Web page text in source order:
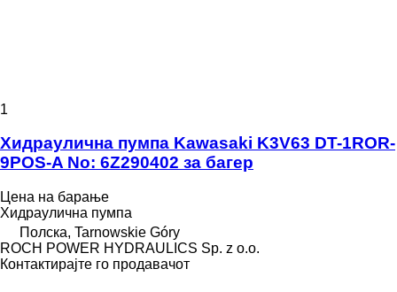
1
Хидраулична пумпа Kawasaki K3V63 DT-1ROR-
9POS-A No: 6Z290402 за багер
Цена на барање
Хидраулична пумпа
Полска, Tarnowskie Góry
ROCH POWER HYDRAULICS Sp. z o.o.
Контактирајте го продавачот